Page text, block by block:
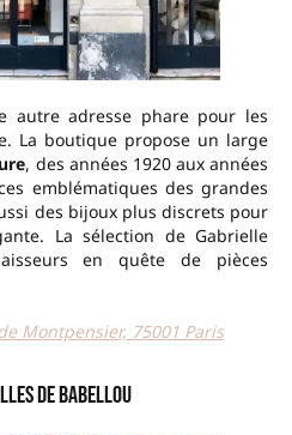
autre adresse phare pour les
La boutique propose un large
, des années 1920 aux années
emblématiques des grandes
des bijoux plus discrets pour
La sélection de Gabrielle
en quête de pièces
Montpensier, 75001 Paris
de Babellou